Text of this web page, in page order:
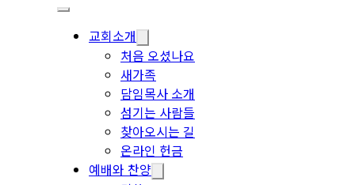
교회소개
처음 오셨나요
새가족
담임목사 소개
섬기는 사람들
찾아오시는 길
온라인 헌금
예배와 찬양